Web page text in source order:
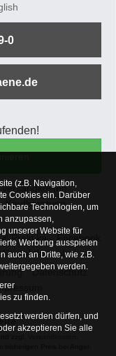
0
Versandkosten
Kaufberatung
Praktika
Facebook
Kontaktformular
Datenschutz
zzgl.
(z.B. Navigation,
Cookies ein. Darüber
Technologien, um
anzupassen,
unserer Website für
Werbung ausspielen
auch an Dritte, wie z.B.
werden.
zu finden.
werden dürfen, und
akzeptieren Sie alle